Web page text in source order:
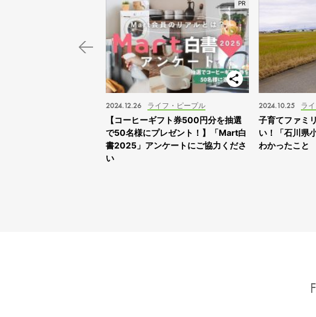
ライフ・ピープル
2024.12.26
【コーヒーギフト券500円分を抽選
で50名様にプレゼント！】「Mart白
書2025」アンケートにご協力くださ
い
ラ
2024.10.25
子育てファミ
い！「石川県
わかったこと